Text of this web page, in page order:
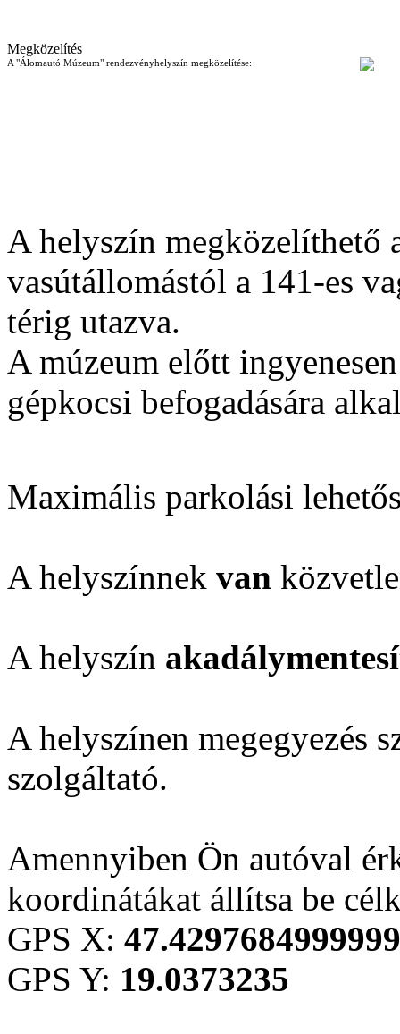
Megközelítés
A "Álomautó Múzeum" rendezvényhelyszín megközelítése:
A helyszín
vasútállomás‎tól a 141-es
térig utazva.
A múzeum előtt
gépkocsi befogadására
Maximális parkolási
A helyszínnek van
A helyszín
A helyszínen megegyezés
szolgáltató.
Amennyiben Ön autóval
koordinátákat állítsa be
GPS X:
GPS Y: 19.0373235